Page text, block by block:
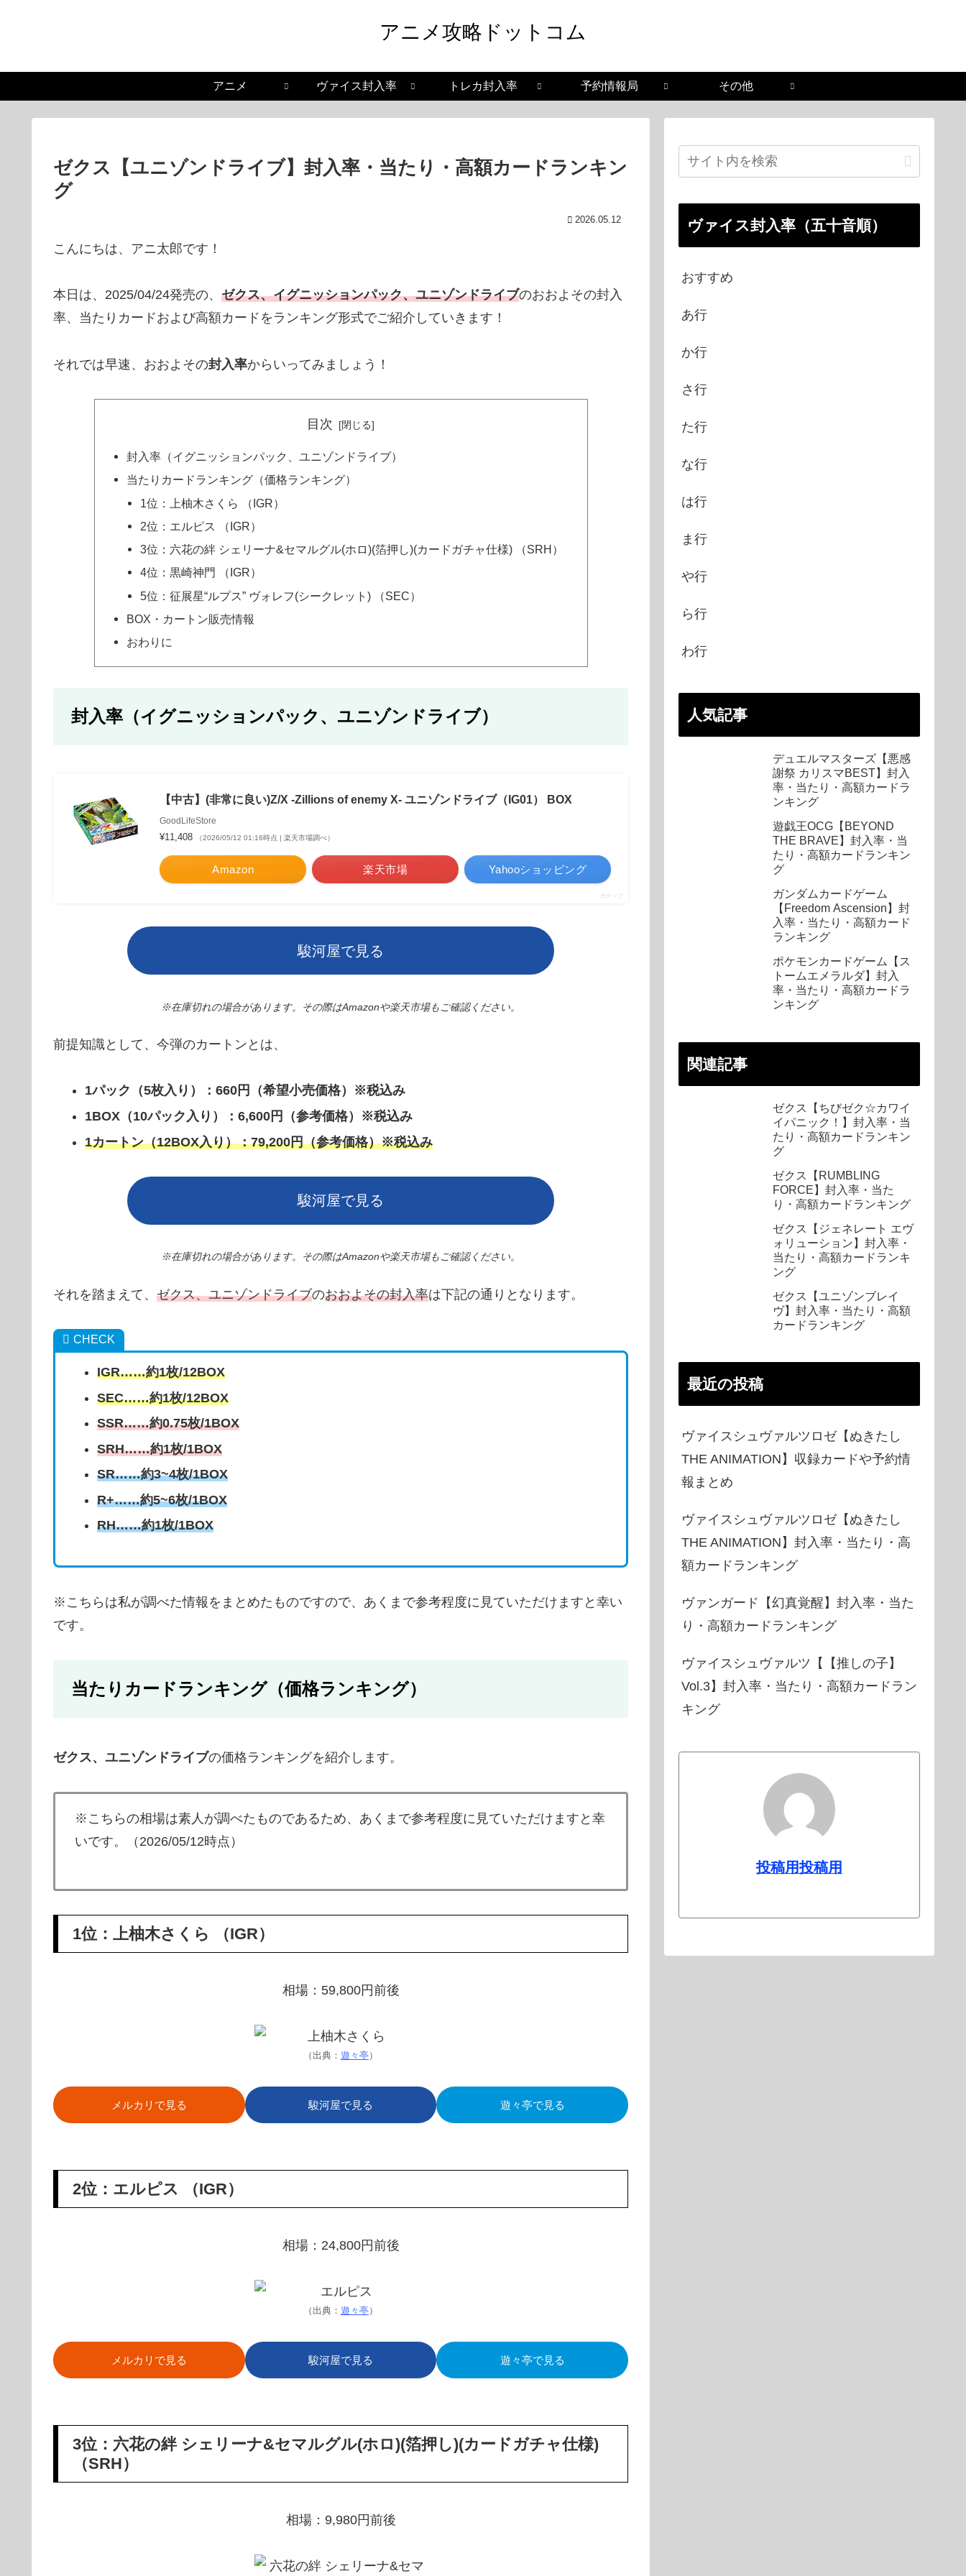
アニメ攻略ドットコム
アニメ ヴァイス封入率 トレカ封入率 予約情報局 その他
ゼクス【ユニゾンドライブ】封入率・当たり・高額カードランキン
グ
2026.05.12
こんにちは、アニ太郎です！
本日は、2025/04/24発売の、 ゼクス、イグニッションパック、ユニゾンドライブのおおよその封入
率、当たりカードおよび高額カードをランキング形式でご紹介していきます！
それでは早速、おおよその封入率からいってみましょう！
目次
封入率（イグニッションパック、ユニゾンドライブ）
当たりカードランキング（価格ランキング）
1位：上柚木さくら （IGR）
2位：エルピス （IGR）
3位：六花の絆 シェリーナ&セマルグル(ホロ)(箔押し)(カードガチャ仕様) （SRH）
4位：黒崎神門 （IGR）
5位：征展星“ルプス” ヴォレフ(シークレット) （SEC）
BOX・カートン販売情報
おわりに
封入率（イグニッションパック、ユニゾンドライブ）
【中古】(非常に良い)Z/X -Zillions of enemy X- ユニゾンドライブ（IG01） BOX
GoodLifeStore
¥11,408 （2026/05/12 01:16時点 | 楽天市場調べ）
Amazon 楽天市場 Yahooショッピング
ポチップ
駿河屋で見る
※在庫切れの場合があります。その際はAmazonや楽天市場もご確認ください。
前提知識として、今弾のカートンとは、
1パック（5枚入り）：660円（希望小売価格）※税込み
1BOX（10パック入り）：6,600円（参考価格）※税込み
1カートン（12BOX入り）：79,200円（参考価格）※税込み
駿河屋で見る
※在庫切れの場合があります。その際はAmazonや楽天市場もご確認ください。
それを踏まえて、 ゼクス、ユニゾンドライブのおおよその封入率は下記の通りとなります。
CHECK
IGR……約1枚/12BOX
SEC……約1枚/12BOX
SSR……約0.75枚/1BOX
SRH……約1枚/1BOX
SR……約3~4枚/1BOX
R+……約5~6枚/1BOX
RH……約1枚/1BOX
※こちらは私が調べた情報をまとめたものですので、あくまで参考程度に見ていただけますと幸い
です。
当たりカードランキング（価格ランキング）
ゼクス、ユニゾンドライブの価格ランキングを紹介します。
※こちらの相場は素人が調べたものであるため、あくまで参考程度に見ていただけますと幸
いです。（2026/05/12時点）
1位：上柚木さくら （IGR）
相場：59,800円前後
（出典： 遊々亭）
メルカリで見る 駿河屋で見る 遊々亭で見る
2位：エルピス （IGR）
相場：24,800円前後
（出典： 遊々亭）
メルカリで見る 駿河屋で見る 遊々亭で見る
3位：六花の絆 シェリーナ&セマルグル(ホロ)(箔押し)(カードガチャ仕様)
（SRH）
相場：9,980円前後
ヴァイス封入率（五十音順）
おすすめ
あ行
か行
さ行
た行
な行
は行
ま行
や行
ら行
わ行
人気記事
デュエルマスターズ【悪感
謝祭 カリスマBEST】封入
率・当たり・高額カードラ
ンキング
遊戯王OCG【BEYOND
THE BRAVE】封入率・当
たり・高額カードランキン
グ
ガンダムカードゲーム
【Freedom Ascension】封
入率・当たり・高額カード
ランキング
ポケモンカードゲーム【ス
トームエメラルダ】封入
率・当たり・高額カードラ
ンキング
関連記事
ゼクス【ちびゼク☆カワイ
イパニック！】封入率・当
たり・高額カードランキン
グ
ゼクス【RUMBLING
FORCE】封入率・当た
り・高額カードランキング
ゼクス【ジェネレート エヴ
ォリューション】封入率・
当たり・高額カードランキ
ング
ゼクス【ユニゾンブレイ
ヴ】封入率・当たり・高額
カードランキング
最近の投稿
ヴァイスシュヴァルツロゼ【ぬきたし
THE ANIMATION】収録カードや予約情
報まとめ
ヴァイスシュヴァルツロゼ【ぬきたし
THE ANIMATION】封入率・当たり・高
額カードランキング
ヴァンガード【幻真覚醒】封入率・当た
り・高額カードランキング
ヴァイスシュヴァルツ【【推しの子】
Vol.3】封入率・当たり・高額カードラン
キング
投稿用投稿用